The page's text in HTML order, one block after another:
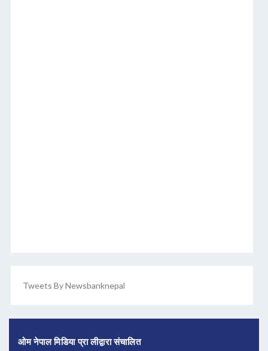
Tweets By Newsbanknepal
ओम नेपाल मिडिया प्रा लीद्वारा संचालित